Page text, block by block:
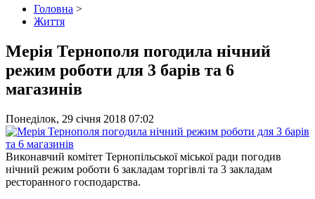
Головна >
Життя
Мерія Тернополя погодила нічний
режим роботи для 3 барів та 6
магазинів
Понеділок, 29 січня 2018 07:02
Виконавчий комітет Тернопільської міської ради погодив
нічний режим роботи 6 закладам торгівлі та 3 закладам
ресторанного господарства.